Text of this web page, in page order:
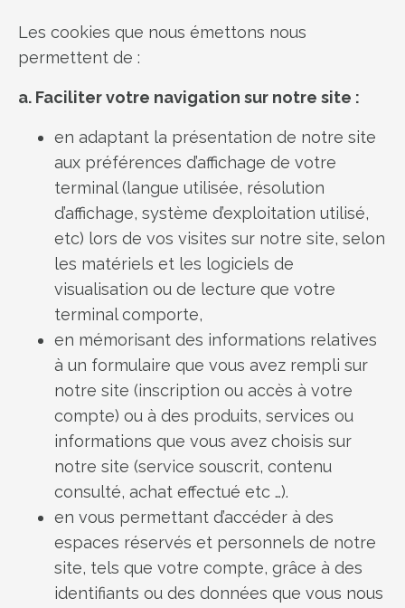
Les cookies que nous émettons nous
permettent de :
a. Faciliter votre navigation sur notre site :
en adaptant la présentation de notre site
aux préférences d’affichage de votre
terminal (langue utilisée, résolution
d’affichage, système d’exploitation utilisé,
etc) lors de vos visites sur notre site, selon
les matériels et les logiciels de
visualisation ou de lecture que votre
terminal comporte,
en mémorisant des informations relatives
à un formulaire que vous avez rempli sur
notre site (inscription ou accès à votre
compte) ou à des produits, services ou
informations que vous avez choisis sur
notre site (service souscrit, contenu
consulté, achat effectué etc …).
en vous permettant d’accéder à des
espaces réservés et personnels de notre
site, tels que votre compte, grâce à des
identifiants ou des données que vous nous